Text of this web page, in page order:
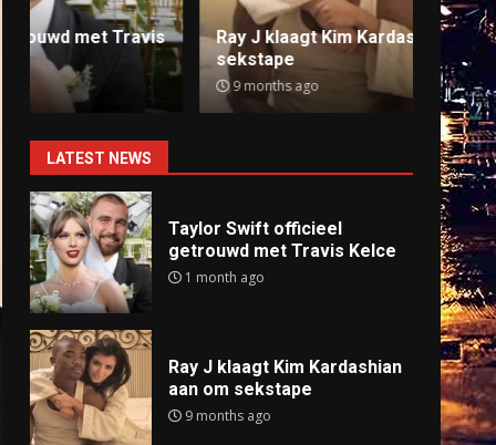
Ray J klaagt Kim Kardashian aan om
sekstape
9 months ago
Anti-
9
LATEST NEWS
Taylor Swift officieel
getrouwd met Travis Kelce
1 month ago
Ray J klaagt Kim Kardashian
aan om sekstape
9 months ago